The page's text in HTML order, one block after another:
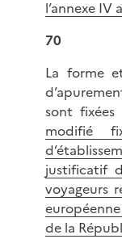
l’annexe IV
70
La forme
sont fixées
modifié
justificatif
voyageurs
de la